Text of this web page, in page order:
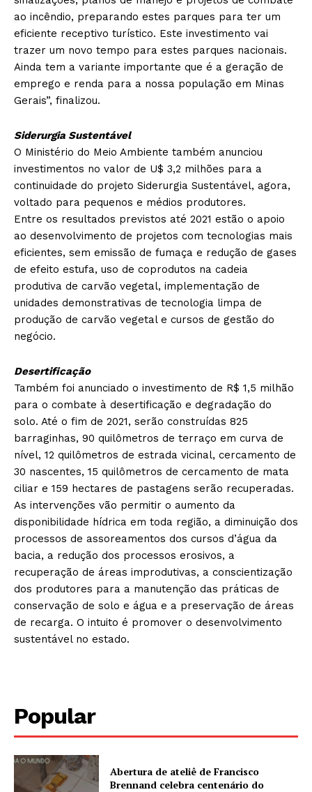
ao incêndio, preparando estes parques para ter um
eficiente receptivo turístico. Este investimento vai
trazer um novo tempo para estes parques nacionais.
Ainda tem a variante importante que é a geração de
emprego e renda para a nossa população em Minas
Gerais”, finalizou.
Siderurgia Sustentável
O Ministério do Meio Ambiente também anunciou
investimentos no valor de U$ 3,2 milhões para a
continuidade do projeto Siderurgia Sustentável, agora,
voltado para pequenos e médios produtores.
Entre os resultados previstos até 2021 estão o apoio
ao desenvolvimento de projetos com tecnologias mais
eficientes, sem emissão de fumaça e redução de gases
de efeito estufa, uso de coprodutos na cadeia
produtiva de carvão vegetal, implementação de
unidades demonstrativas de tecnologia limpa de
produção de carvão vegetal e cursos de gestão do
negócio.
Desertificação
Também foi anunciado o investimento de R$ 1,5 milhão
para o combate à desertificação e degradação do
solo. Até o fim de 2021, serão construídas 825
barraginhas, 90 quilômetros de terraço em curva de
nível, 12 quilômetros de estrada vicinal, cercamento de
30 nascentes, 15 quilômetros de cercamento de mata
ciliar e 159 hectares de pastagens serão recuperadas.
As intervenções vão permitir o aumento da
disponibilidade hídrica em toda região, a diminuição dos
processos de assoreamentos dos cursos d’água da
bacia, a redução dos processos erosivos, a
recuperação de áreas improdutivas, a conscientização
dos produtores para a manutenção das práticas de
conservação de solo e água e a preservação de áreas
de recarga. O intuito é promover o desenvolvimento
sustentável no estado.
Popular
Abertura de ateliê de Francisco
Brennand celebra centenário do